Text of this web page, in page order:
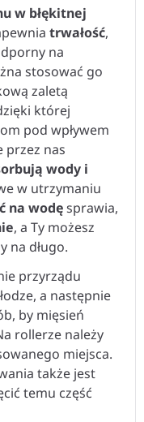
w błękitnej
trwałość,
na
stosować go
zaletą
której
pod wpływem
przez nas
wody i
w utrzymaniu
na wodęsprawia,
, a Ty możesz
na długo.
przyrządu
a następnie
by mięsień
rollerze należy
miejsca.
także jest
temu część